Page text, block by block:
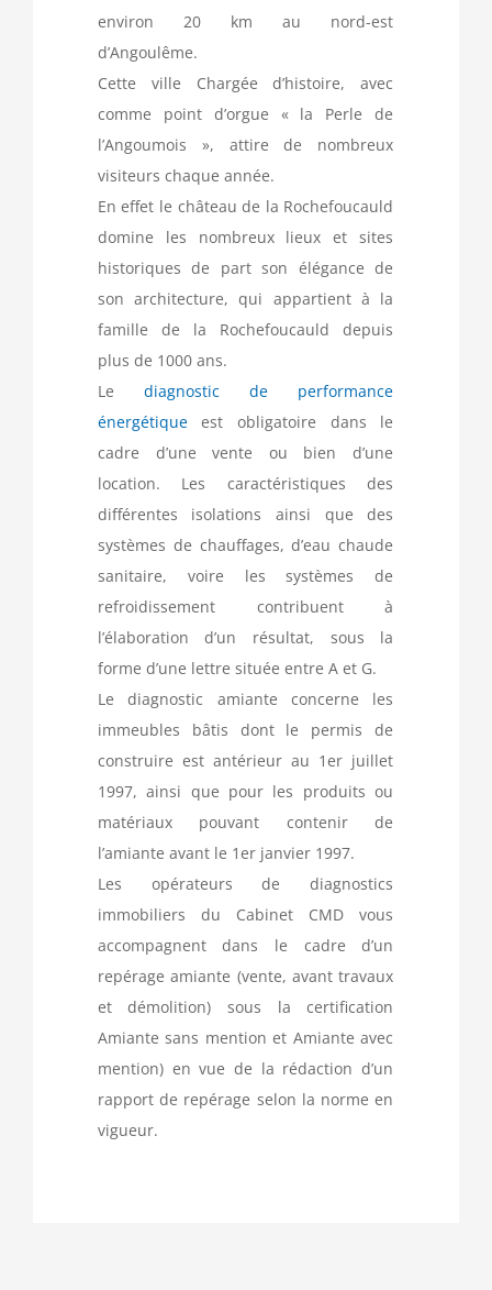
environ 20 km au nord-est
d’Angoulême.
Cette ville Chargée d’histoire, avec
comme point d’orgue « la Perle de
l’Angoumois », attire de nombreux
visiteurs chaque année.
En effet le château de la Rochefoucauld
domine les nombreux lieux et sites
historiques de part son élégance de
son architecture, qui appartient à la
famille de la Rochefoucauld depuis
plus de 1000 ans.
Le diagnostic de performance
énergétiqueest obligatoire dans le
cadre d’une vente ou bien d’une
location. Les caractéristiques des
différentes isolations ainsi que des
systèmes de chauffages, d’eau chaude
sanitaire, voire les systèmes de
refroidissement contribuent à
l’élaboration d’un résultat, sous la
forme d’une lettre située entre A et G.
Le diagnostic amiante concerne les
immeubles bâtis dont le permis de
construire est antérieur au 1er juillet
1997, ainsi que pour les produits ou
matériaux pouvant contenir de
l’amiante avant le 1er janvier 1997.
Les opérateurs de diagnostics
immobiliers du Cabinet CMD vous
accompagnent dans le cadre d’un
repérage amiante (vente, avant travaux
et démolition) sous la certification
Amiante sans mention et Amiante avec
mention) en vue de la rédaction d’un
rapport de repérage selon la norme en
vigueur.